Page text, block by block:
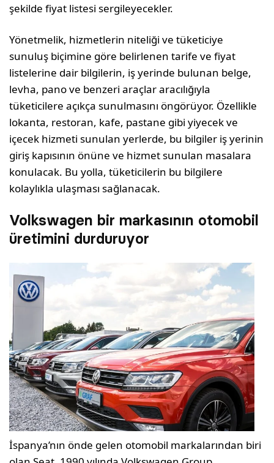
şekilde fiyat listesi sergileyecekler.
Yönetmelik, hizmetlerin niteliği ve tüketiciye
sunuluş biçimine göre belirlenen tarife ve fiyat
listelerine dair bilgilerin, iş yerinde bulunan belge,
levha, pano ve benzeri araçlar aracılığıyla
tüketicilere açıkça sunulmasını öngörüyor. Özellikle
lokanta, restoran, kafe, pastane gibi yiyecek ve
içecek hizmeti sunulan yerlerde, bu bilgiler iş yerinin
giriş kapısının önüne ve hizmet sunulan masalara
konulacak. Bu yolla, tüketicilerin bu bilgilere
kolaylıkla ulaşması sağlanacak.
Volkswagen bir markasının otomobil
üretimini durduruyor
İspanya’nın önde gelen otomobil markalarından biri